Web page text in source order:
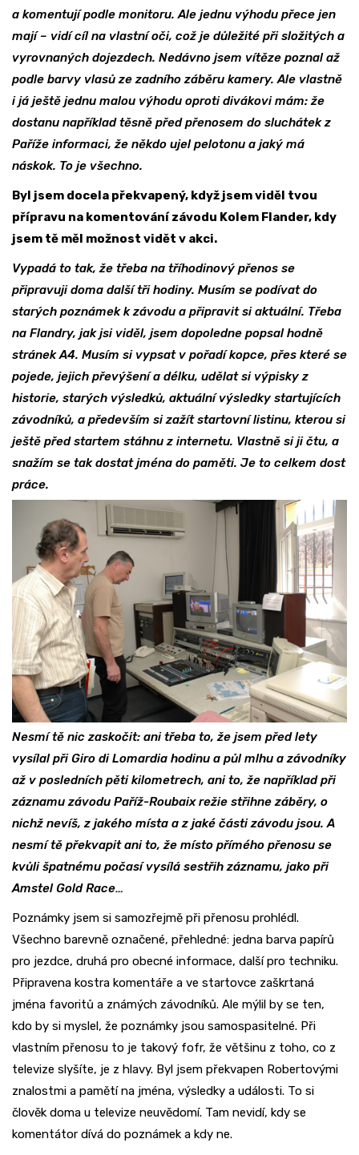
a komentují podle monitoru. Ale jednu výhodu přece jen
mají – vidí cíl na vlastní oči, což je důležité při složitých a
vyrovnaných dojezdech. Nedávno jsem vítěze poznal až
podle barvy vlasů ze zadního záběru kamery. Ale vlastně
i já ještě jednu malou výhodu oproti divákovi mám: že
dostanu například těsně před přenosem do sluchátek z
Paříže informaci, že někdo ujel pelotonu a jaký má
náskok. To je všechno.
Byl jsem docela překvapený, když jsem viděl tvou
přípravu na komentování závodu Kolem Flander, kdy
jsem tě měl možnost vidět v akci.
Vypadá to tak, že třeba na tříhodinový přenos se
připravuji doma další tři hodiny. Musím se podívat do
starých poznámek k závodu a připravit si aktuální. Třeba
na Flandry, jak jsi viděl, jsem dopoledne popsal hodně
stránek A4. Musím si vypsat v pořadí kopce, přes které se
pojede, jejich převýšení a délku, udělat si výpisky z
historie, starých výsledků, aktuální výsledky startujících
závodníků, a především si zažít startovní listinu, kterou si
ještě před startem stáhnu z internetu. Vlastně si ji čtu, a
snažím se tak dostat jména do paměti. Je to celkem dost
práce.
Nesmí tě nic zaskočit: ani třeba to, že jsem před lety
vysílal při Giro di Lomardia hodinu a půl mlhu a závodníky
až v posledních pěti kilometrech, ani to, že například při
záznamu závodu Paříž-Roubaix režie střihne záběry, o
nichž nevíš, z jakého místa a z jaké části závodu jsou. A
nesmí tě překvapit ani to, že místo přímého přenosu se
kvůli špatnému počasí vysílá sestřih záznamu, jako při
Amstel Gold Race…
Poznámky jsem si samozřejmě při přenosu prohlédl.
Všechno barevně označené, přehledné: jedna barva papírů
pro jezdce, druhá pro obecné informace, další pro techniku.
Připravena kostra komentáře a ve startovce zaškrtaná
jména favoritů a známých závodníků. Ale mýlil by se ten,
kdo by si myslel, že poznámky jsou samospasitelné. Při
vlastním přenosu to je takový fofr, že většinu z toho, co z
televize slyšíte, je z hlavy. Byl jsem překvapen Robertovými
znalostmi a pamětí na jména, výsledky a události. To si
člověk doma u televize neuvědomí. Tam nevidí, kdy se
komentátor dívá do poznámek a kdy ne.